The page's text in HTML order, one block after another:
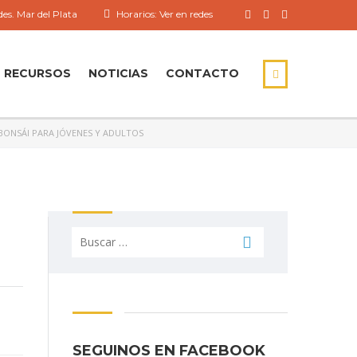
Horarios: Ver en redes
Mar del Plata
RECURSOS NOTICIAS CONTACTO
PARA JÓVENES Y ADULTOS
Buscar:
SEGUINOS EN FACEBOOK